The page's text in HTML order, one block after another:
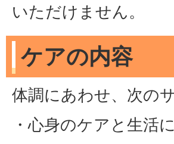
いただけません。
ケアの内容
体調にあわせ、次の
・心身のケアと生活